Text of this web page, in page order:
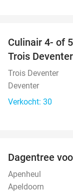
Culinair 4- of
Trois Deventer
Trois Deventer
Deventer
Verkocht: 30
Dagentree
Apenheul
Apeldoorn